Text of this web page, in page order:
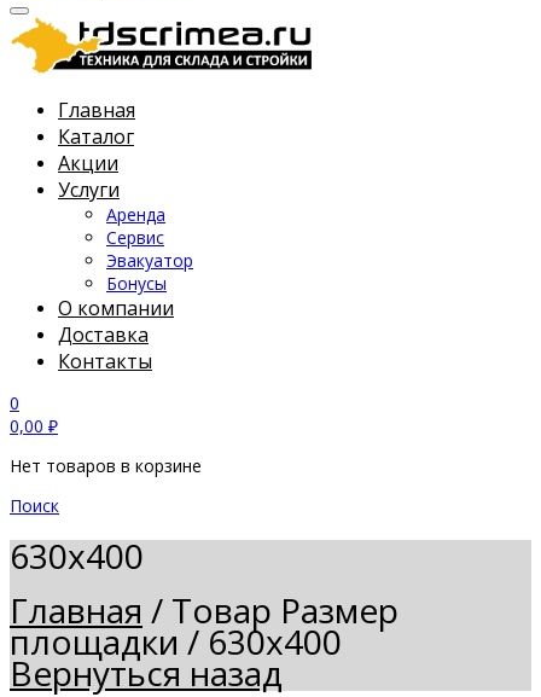
Главная
Каталог
Акции
Услуги
Аренда
Сервис
Эвакуатор
Бонусы
О компании
Доставка
Контакты
0
0,00 ₽
Нет товаров в корзине
Поиск
630х400
Главная / Товар Размер
площадки / 630х400
Вернуться назад